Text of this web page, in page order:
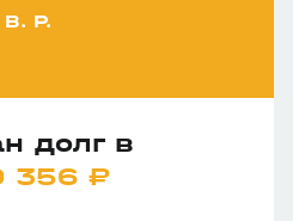
Р.
долг в
356 ₽